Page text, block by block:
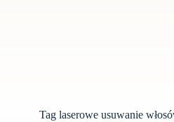
Tag laserowe usuwanie